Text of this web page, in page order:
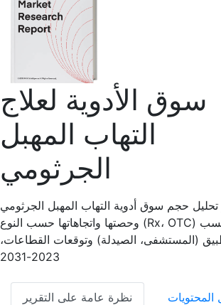
سوق الأدوية لعلاج
التهاب المهبل
الجرثومي
تحليل حجم سوق أدوية التهاب المهبل الجرثومي
وحصتها واتجاهاتها حسب النوع (Rx، OTC) حسب
(المستشفى، الصيدلة) وتوقعات القطاعات،
2023-2031
نظرة عامة على التقرير